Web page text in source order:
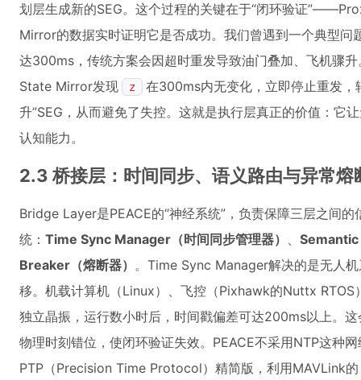
划层生成新的SEG。这个过程的关键在于“闭环验证
Mirror的数据实时证明它是否成功。我们曾遇到一个典型问
达300ms，传统方案会因超时重发导致油门叠加、飞机骤
State Mirror发现
z
在300ms内无变化，立即停止重发，
升”SEG，从而避免了失控。这就是执行层真正的价值：它
认知能力。
2.3 桥接层：时间同步、语义路由与异常熔
Bridge Layer是PEACE的“神经系统”，负责保障三层之间
统： Time Sync Manager（时间同步管理器） 、 Semantic
Breaker（熔断器） 。Time Sync Manager解决的是无人
移。机载计算机（Linux）、飞控（Pixhawk的Nuttx RTOS
独立晶振，运行数小时后，时间戳偏差可达200ms以上。
物理时刻错位，使闭环验证失效。PEACE不采用NTP这种
PTP（Precision Time Protocol）精简版，利用MAVLink的